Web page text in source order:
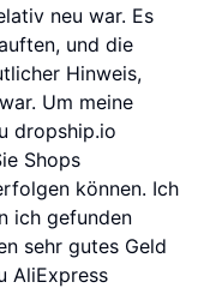
neu war. Es
und die
Hinweis,
Um meine
dropship.io
Shops
können. Ich
ich gefunden
sehr gutes Geld
AliExpress